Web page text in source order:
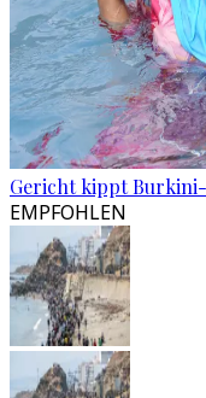
Gericht kippt
EMPFOHLEN